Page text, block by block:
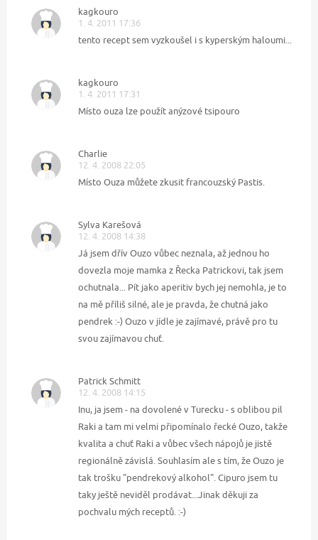
kagkouro
1. 4. 2011 17:36
tento recept sem vyzkoušel i s kyperským haloumi...
kagkouro
1. 4. 2011 17:31
Místo ouza lze použít anýzové tsipouro
Charlie
12. 4. 2008 22:05
Místo Ouza můžete zkusit francouzský Pastis.
Sylva Karešová
12. 4. 2008 14:38
Já jsem dřív Ouzo vůbec neznala, až jednou ho
dovezla moje mamka z Řecka Patrickovi, tak jsem
ochutnala... Pít jako aperitiv bych jej nemohla, je to
na mě příliš silné, ale je pravda, že chutná jako
pendrek :-) Ouzo v jídle je zajímavé, právě pro tu
svou zajímavou chuť.
Patrick Schmitt
12. 4. 2008 14:15
Inu, ja jsem - na dovolené v Turecku - s oblibou pil
Raki a tam mi velmi připomínalo řecké Ouzo, takže
kvalita a chuť Raki a vůbec všech nápojů je jistě
regionálně závislá. Souhlasím ale s tím, že Ouzo je
tak trošku "pendrekový alkohol". Cipuro jsem tu
taky ještě neviděl prodávat...Jinak děkuji za
pochvalu mých receptů. :-)